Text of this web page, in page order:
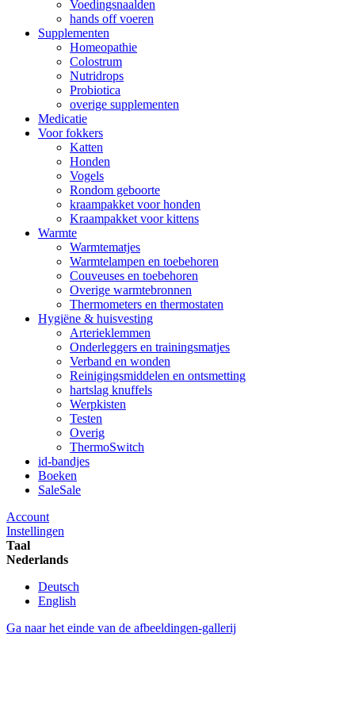
Voedingsnaalden
hands off voeren
Supplementen
Homeopathie
Colostrum
Nutridrops
Probiotica
overige supplementen
Medicatie
Voor fokkers
Katten
Honden
Vogels
Rondom geboorte
kraampakket voor honden
Kraampakket voor kittens
Warmte
Warmtematjes
Warmtelampen en toebehoren
Couveuses en toebehoren
Overige warmtebronnen
Thermometers en thermostaten
Hygiëne & huisvesting
Arterieklemmen
Onderleggers en trainingsmatjes
Verband en wonden
Reinigingsmiddelen en ontsmetting
hartslag knuffels
Werpkisten
Testen
Overig
ThermoSwitch
id-bandjes
Boeken
SaleSale
Account
Instellingen
Taal
Nederlands
Deutsch
English
Ga naar het einde van de afbeeldingen-gallerij